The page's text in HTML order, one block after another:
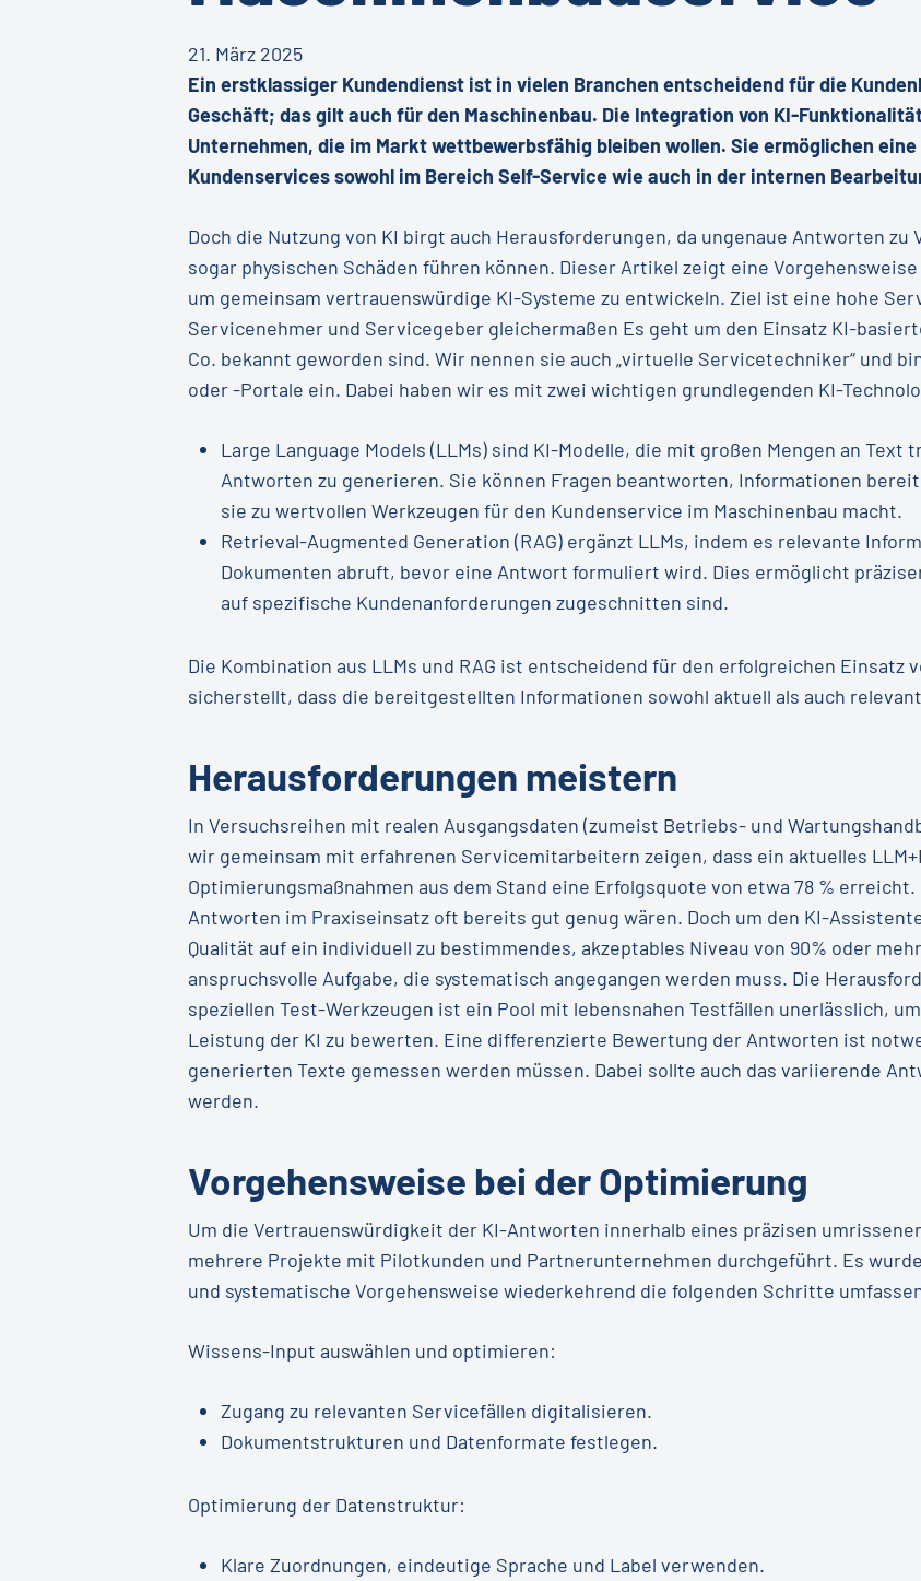
21. März 2025
Ein erstklassiger Kundendienst ist in vielen Branchen entscheidend für die
Geschäft; das gilt auch für den Maschinenbau. Die Integration von KI-
Unternehmen, die im Markt wettbewerbsfähig bleiben wollen. Sie ermöglichen
Kundenservices sowohl im Bereich Self-Service wie auch in der internen
Doch die Nutzung von KI birgt auch Herausforderungen, da ungenaue Antworten
sogar physischen Schäden führen können. Dieser Artikel zeigt eine
um gemeinsam vertrauenswürdige KI-Systeme zu entwickeln. Ziel ist eine hohe
Servicenehmer und Servicegeber gleichermaßen Es geht um den Einsatz KI-
Co. bekannt geworden sind. Wir nennen sie auch „virtuelle Servicetechniker“ und
oder -Portale ein. Dabei haben wir es mit zwei wichtigen grundlegenden KI-
Large Language Models (LLMs) sind KI-Modelle, die mit großen Mengen an
Antworten zu generieren. Sie können Fragen beantworten, Informationen
sie zu wertvollen Werkzeugen für den Kundenservice im Maschinenbau macht.
Retrieval-Augmented Generation (RAG) ergänzt LLMs, indem es relevante
Dokumenten abruft, bevor eine Antwort formuliert wird. Dies ermöglicht
auf spezifische Kundenanforderungen zugeschnitten sind.
Die Kombination aus LLMs und RAG ist entscheidend für den erfolgreichen Einsatz
sicherstellt, dass die bereitgestellten Informationen sowohl aktuell als auch
Herausforderungen meistern
In Versuchsreihen mit realen Ausgangsdaten (zumeist Betriebs- und
wir gemeinsam mit erfahrenen Servicemitarbeitern zeigen, dass ein aktuelles
Optimierungsmaßnahmen aus dem Stand eine Erfolgsquote von etwa 78 %
Antworten im Praxiseinsatz oft bereits gut genug wären. Doch um den KI-
Qualität auf ein individuell zu bestimmendes, akzeptables Niveau von 90% oder
anspruchsvolle Aufgabe, die systematisch angegangen werden muss. Die
speziellen Test-Werkzeugen ist ein Pool mit lebensnahen Testfällen unerlässlich,
Leistung der KI zu bewerten. Eine differenzierte Bewertung der Antworten ist
generierten Texte gemessen werden müssen. Dabei sollte auch das variierende
werden.
Vorgehensweise bei der Optimierung
Um die Vertrauenswürdigkeit der KI-Antworten innerhalb eines präzisen
mehrere Projekte mit Pilotkunden und Partnerunternehmen durchgeführt. Es
und systematische Vorgehensweise wiederkehrend die folgenden Schritte
Wissens-Input auswählen und optimieren:
Zugang zu relevanten Servicefällen digitalisieren.
Dokumentstrukturen und Datenformate festlegen.
Optimierung der Datenstruktur:
Klare Zuordnungen, eindeutige Sprache und Label verwenden.